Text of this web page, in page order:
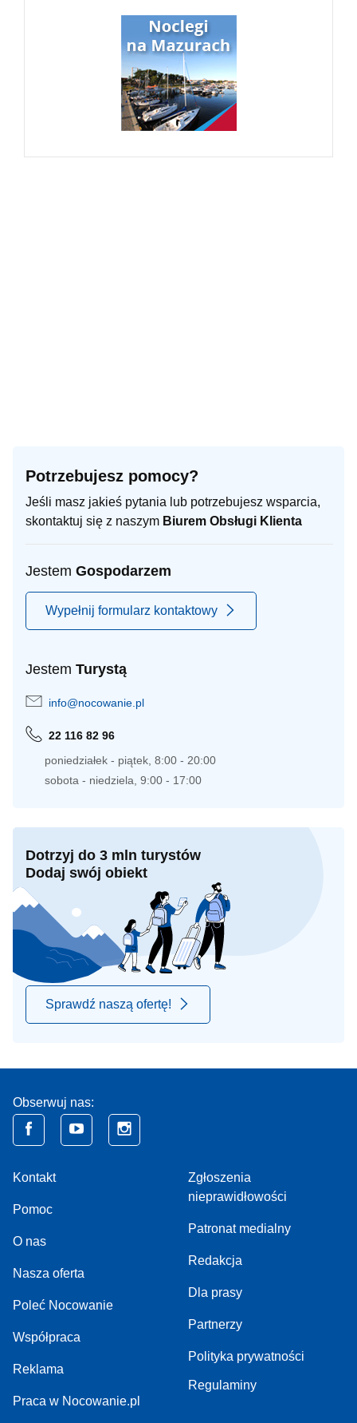
Potrzebujesz pomocy?
Jeśli masz jakieś pytania lub potrzebujesz wsparcia,
skontaktuj się z naszym Biurem Obsługi Klienta
Jestem Gospodarzem
Wypełnij formularz kontaktowy
Jestem Turystą
info@nocowanie.pl
22 116 82 96
poniedziałek - piątek, 8:00 - 20:00
sobota - niedziela, 9:00 - 17:00
Dotrzyj do 3 mln turystów
Dodaj swój obiekt
Sprawdź naszą ofertę!
Obserwuj nas:
Kontakt
Pomoc
O nas
Nasza oferta
Poleć Nocowanie
Współpraca
Reklama
Praca w Nocowanie.pl
Zgłoszenia
nieprawidłowości
Patronat medialny
Redakcja
Dla prasy
Partnerzy
Polityka prywatności
Regulaminy